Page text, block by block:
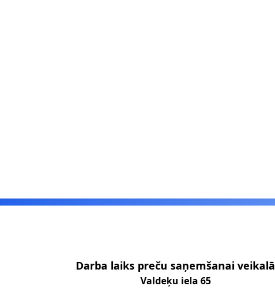
Darba laiks preču saņemšanai veikalā
Valdeķu iela 65